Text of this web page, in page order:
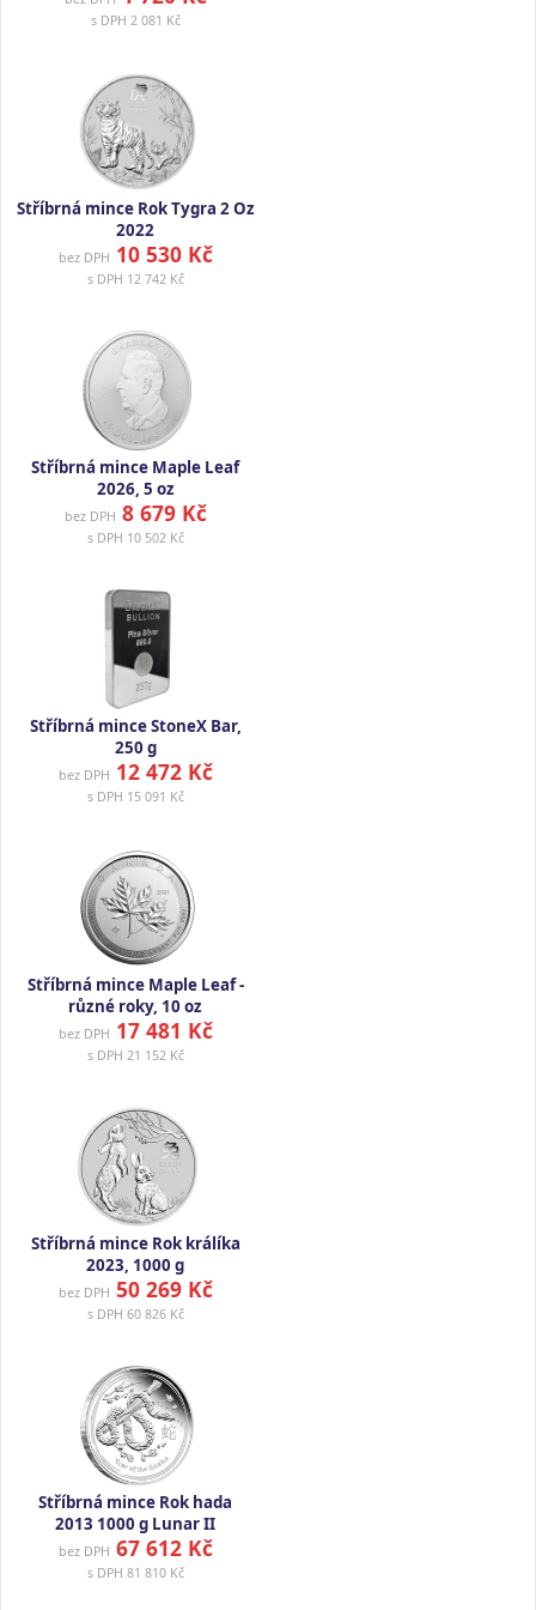
s DPH 2 081 Kč
Stříbrná mince Rok Tygra 2 Oz
2022
bez DPH 10 530 Kč
s DPH 12 742 Kč
Stříbrná mince Maple Leaf
2026, 5 oz
bez DPH 8 679 Kč
s DPH 10 502 Kč
Stříbrná mince StoneX Bar,
250 g
bez DPH 12 472 Kč
s DPH 15 091 Kč
Stříbrná mince Maple Leaf -
různé roky, 10 oz
bez DPH 17 481 Kč
s DPH 21 152 Kč
Stříbrná mince Rok králíka
2023, 1000 g
bez DPH 50 269 Kč
s DPH 60 826 Kč
Stříbrná mince Rok hada
2013 1000 g Lunar II
bez DPH 67 612 Kč
s DPH 81 810 Kč